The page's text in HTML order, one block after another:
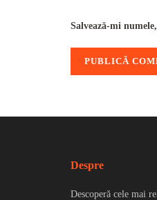
Salvează-mi
Despre
Descoperă cele mai